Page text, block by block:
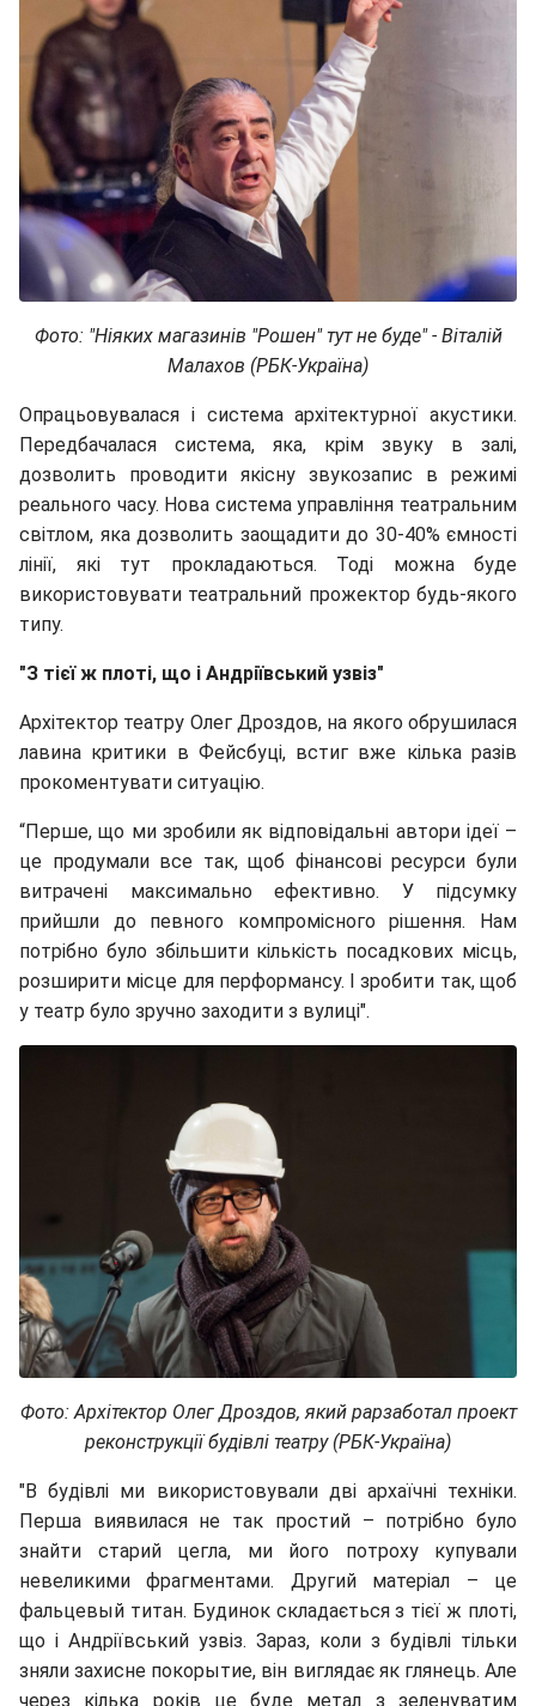
Фото: "Ніяких магазинів "Рошен" тут не буде" - Віталій
Малахов (РБК-Україна)
Опрацьовувалася і система архітектурної акустики.
Передбачалася система, яка, крім звуку в залі,
дозволить проводити якісну звукозапис в режимі
реального часу. Нова система управління театральним
світлом, яка дозволить заощадити до 30-40% ємності
лінії, які тут прокладаються. Тоді можна буде
використовувати театральний прожектор будь-якого
типу.
"З тієї ж плоті, що і Андріївський узвіз"
Архітектор театру Олег Дроздов, на якого обрушилася
лавина критики в Фейсбуці, встиг вже кілька разів
прокоментувати ситуацію.
“Перше, що ми зробили як відповідальні автори ідеї –
це продумали все так, щоб фінансові ресурси були
витрачені максимально ефективно. У підсумку
прийшли до певного компромісного рішення. Нам
потрібно було збільшити кількість посадкових місць,
розширити місце для перформансу. І зробити так, щоб
у театр було зручно заходити з вулиці".
Фото: Архітектор Олег Дроздов, який рарзаботал проект
реконструкції будівлі театру (РБК-Україна)
"В будівлі ми використовували дві архаїчні техніки.
Перша виявилася не так простий – потрібно було
знайти старий цегла, ми його потроху купували
невеликими фрагментами. Другий матеріал – це
фальцевый титан. Будинок складається з тієї ж плоті,
що і Андріївський узвіз. Зараз, коли з будівлі тільки
зняли захисне покорытие, він виглядає як глянець. Але
через кілька років це буде метал з зеленуватим